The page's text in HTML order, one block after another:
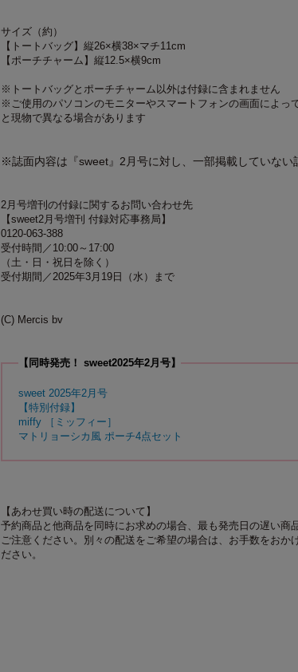
サイズ（約）
【トートバッグ】縦26×横38×マチ11cm
【ポーチチャーム】縦12.5×横9cm
※トートバッグとポーチチャーム以外は付録に含まれません
※ご使用のパソコンのモニターやスマートフォンの画面によっ
と現物で異なる場合があります
※誌面内容は『sweet』2月号に対し、一部掲載していない
2月号増刊の付録に関するお問い合わせ先
【sweet2月号増刊 付録対応事務局】
0120-063-388
受付時間／10:00～17:00
（土・日・祝日を除く）
受付期間／2025年3月19日（水）まで
(C) Mercis bv
【同時発売！ sweet2025年2月号】
sweet 2025年2月号
【特別付録】
miffy ［ミッフィー］
マトリョーシカ風 ポーチ4点セット
【あわせ買い時の配送について】
予約商品と他商品を同時にお求めの場合、最も発売日の遅い商
ご注意ください。別々の配送をご希望の場合は、お手数をおか
ださい。